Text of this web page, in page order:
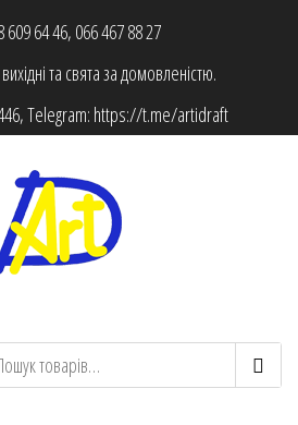
64 46, 066 467 88 27
та свята за домовленістю.
, Telegram: https://t.me/artidraft